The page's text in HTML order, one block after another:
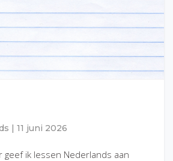
11 juni 2026
geef ik lessen Nederlands aan